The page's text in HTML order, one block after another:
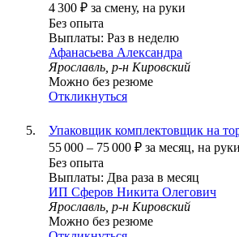
4 300 ₽ за смену, на руки
Без опыта
Выплаты: Раз в неделю
Афанасьева Александра
Ярославль, р-н Кировский
Можно без резюме
Откликнуться
Упаковщик комплектовщик на
55 000 – 75 000 ₽ за месяц, на руки
Без опыта
Выплаты: Два раза в месяц
ИП Сферов Никита Олегович
Ярославль, р-н Кировский
Можно без резюме